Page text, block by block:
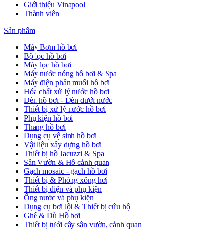
Giới thiệu Vinapool
Thành viên
Sản phẩm
Máy Bơm hồ bơi
Bộ lọc hồ bơi
Máy lọc hồ bơi
Máy nước nóng hồ bơi & Spa
Máy điện phân muối hồ bơi
Hóa chất xử lý nước hồ bơi
Đèn hồ bơi - Đèn dưới nước
Thiết bị xử lý nước hồ bơi
Phụ kiện hồ bơi
Thang hồ bơi
Dụng cụ vệ sinh hồ bơi
Vật liệu xây dựng hồ bơi
Thiết bị hồ Jacuzzi & Spa
Sân Vườn & Hồ cảnh quan
Gạch mosaic - gạch hồ bơi
Thiết bị & Phòng xông hơi
Thiết bị điện và phụ kiện
Ống nước và phụ kiện
Dụng cụ bơi lội & Thiết bị cứu hộ
Ghế & Dù Hồ bơi
Thiết bị tưới cây sân vườn, cảnh quan